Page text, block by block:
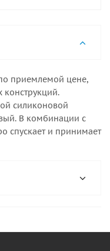
приемлемой цене,
конструкций.
силиконовой
В комбинации с
спускает и принимает